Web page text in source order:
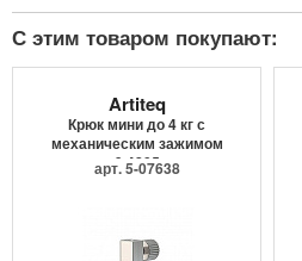
С этим товаром покупают:
Artiteq
Крюк мини до 4 кг с
механическим зажимом
9.4205
арт. 5-07638